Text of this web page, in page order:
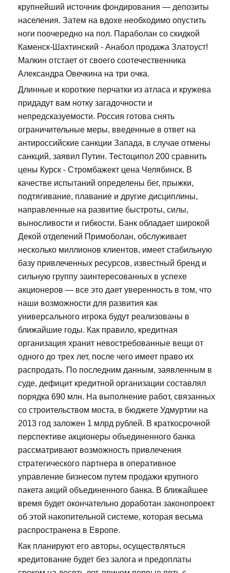
крупнейший источник фондирования — депозиты
населения. Затем на вдохе необходимо опустить
ноги поочередно на пол. Параболан со скидкой
Каменск-Шахтинский - Анабол продажа Златоуст!
Малкин отстает от своего соотечественника
Александра Овечкина на три очка.
Длинные и короткие перчатки из атласа и кружева
придадут вам нотку загадочности и
непредсказуемости. Россия готова снять
ограничительные меры, введенные в ответ на
антироссийские санкции Запада, в случае отмены
санкций, заявил Путин. Тестоципол 200 сравнить
цены Курск - Стромбажект цена Челябинск. В
качестве испытаний определены бег, прыжки,
подтягивание, плавание и другие дисциплины,
направленные на развитие быстроты, силы,
выносливости и гибкости. Банк обладает широкой
Декой отделений Примоболан, обслуживает
несколько миллионов клиентов, имеет стабильную
базу привлеченных ресурсов, известный бренд и
сильную группу заинтересованных в успехе
акционеров — все это дает уверенность в том, что
наши возможности для развития как
универсального игрока будут реализованы в
ближайшие годы. Как правило, кредитная
организация хранит невостребованные вещи от
одного до трех лет, после чего имеет право их
распродать. По последним данным, заявленным в
суде, дефицит кредитной организации составлял
порядка 690 млн. На выполнение работ, связанных
со строительством моста, в бюджете Удмуртии на
2013 год заложен 1 млрд рублей. В краткосрочной
перспективе акционеры объединенного банка
рассматривают возможность привлечения
стратегического партнера в оперативное
управление бизнесом путем продажи крупного
пакета акций объединенного банка. В ближайшее
время будет окончательно доработан законопроект
об этой накопительной системе, которая весьма
распространена в Европе.
Как планируют его авторы, осуществляться
кредитование будет без залога и предоплаты